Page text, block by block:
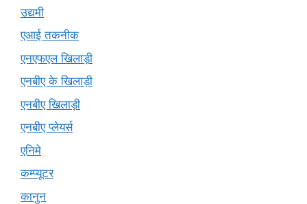
उद्यमी
एआई तकनीक
एनएफएल खिलाड़ी
एनबीए के खिलाड़ी
एनबीए खिलाड़ी
एनबीए प्लेयर्स
एनिमे
कम्प्यूटर
कानुन